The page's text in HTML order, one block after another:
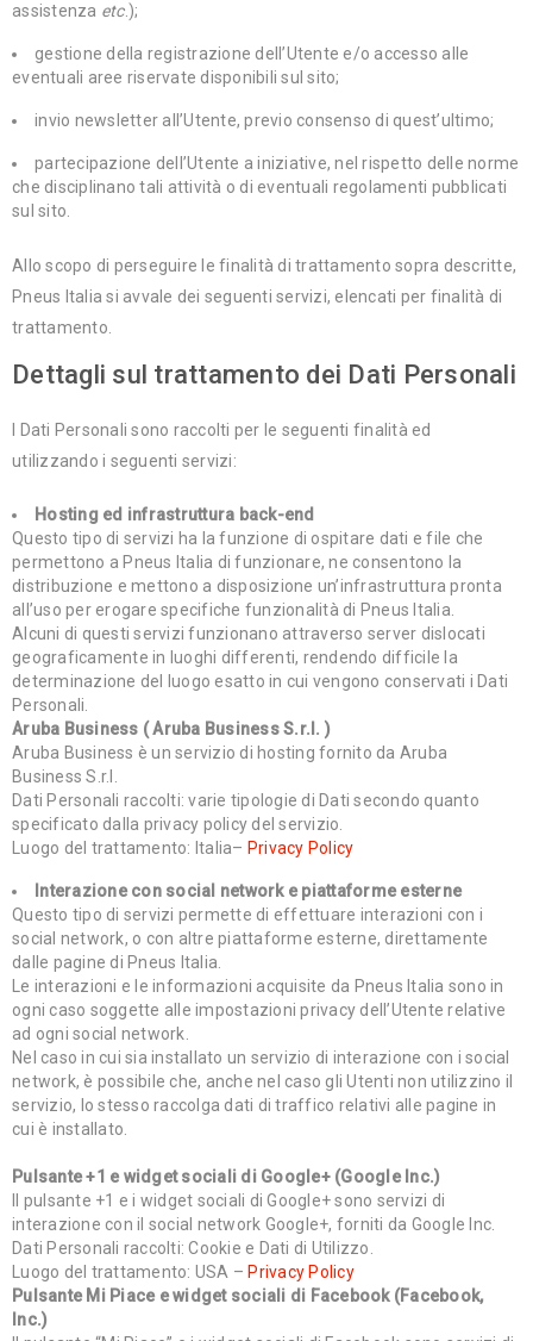
assistenza etc.);
gestione della registrazione dell’Utente e/o accesso alle
eventuali aree riservate disponibili sul sito;
invio newsletter all’Utente, previo consenso di quest’ultimo;
partecipazione dell’Utente a iniziative, nel rispetto delle norme
che disciplinano tali attività o di eventuali regolamenti pubblicati
sul sito.
Allo scopo di perseguire le finalità di trattamento sopra descritte,
Pneus Italia si avvale dei seguenti servizi, elencati per finalità di
trattamento.
Dettagli sul trattamento dei Dati Personali
I Dati Personali sono raccolti per le seguenti finalità ed
utilizzando i seguenti servizi:
Hosting ed infrastruttura back-end
Questo tipo di servizi ha la funzione di ospitare dati e file che
permettono a Pneus Italia di funzionare, ne consentono la
distribuzione e mettono a disposizione un’infrastruttura pronta
all’uso per erogare specifiche funzionalità di Pneus Italia.
Alcuni di questi servizi funzionano attraverso server dislocati
geograficamente in luoghi differenti, rendendo difficile la
determinazione del luogo esatto in cui vengono conservati i Dati
Personali.
Aruba Business ( Aruba Business S.r.l. )
Aruba Business è un servizio di hosting fornito da Aruba
Business S.r.l.
Dati Personali raccolti: varie tipologie di Dati secondo quanto
specificato dalla privacy policy del servizio.
Luogo del trattamento: Italia– Privacy Policy
Interazione con social network e piattaforme esterne
Questo tipo di servizi permette di effettuare interazioni con i
social network, o con altre piattaforme esterne, direttamente
dalle pagine di Pneus Italia.
Le interazioni e le informazioni acquisite da Pneus Italia sono in
ogni caso soggette alle impostazioni privacy dell’Utente relative
ad ogni social network.
Nel caso in cui sia installato un servizio di interazione con i social
network, è possibile che, anche nel caso gli Utenti non utilizzino il
servizio, lo stesso raccolga dati di traffico relativi alle pagine in
cui è installato.
Pulsante +1 e widget sociali di Google+ (Google Inc.)
Il pulsante +1 e i widget sociali di Google+ sono servizi di
interazione con il social network Google+, forniti da Google Inc.
Dati Personali raccolti: Cookie e Dati di Utilizzo.
Luogo del trattamento: USA – Privacy Policy
Pulsante Mi Piace e widget sociali di Facebook (Facebook,
Inc.)